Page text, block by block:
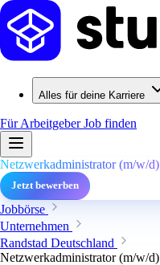
Alles für deine Karriere
Für ArbeitgeberJob finden
Netzwerkadministrator (m/w/d)
Jetzt bewerben
Jobbörse
Unternehmen
Randstad Deutschland
Netzwerkadministrator (m/w/d)